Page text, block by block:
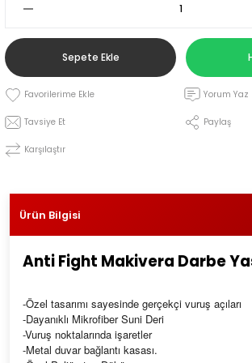
Sepete Ekle
Yorum Yaz
Tavsiye Et Paylaş
Karşılaştır
Ürün Bilgisi
Anti Fight Makivera Darbe
-Özel tasarımı sayesinde gerçekçi vuruş açıları
-Dayanıklı Mikrofiber Suni Deri
-Vuruş noktalarında işaretler
-Metal duvar bağlantı kasası.